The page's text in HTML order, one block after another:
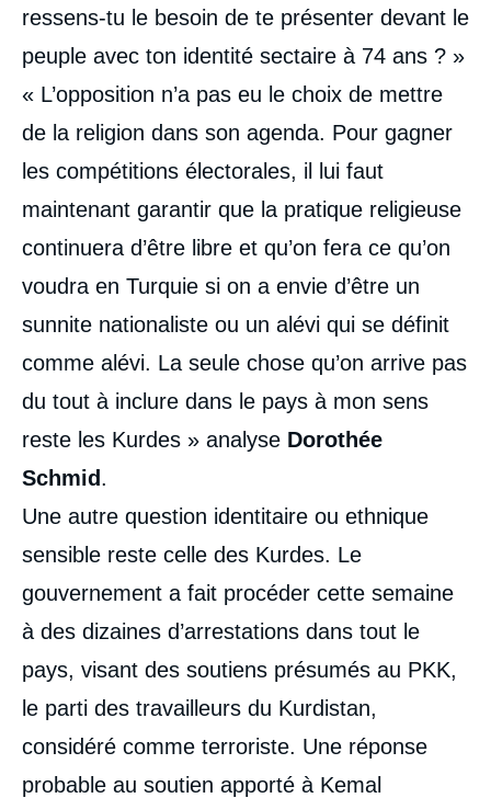
ressens-tu le besoin de te présenter devant le
peuple avec ton identité sectaire à 74 ans ? »
« L’opposition n’a pas eu le choix de mettre
de la religion dans son agenda. Pour gagner
les compétitions électorales, il lui faut
maintenant garantir que la pratique religieuse
continuera d’être libre et qu’on fera ce qu’on
voudra en Turquie si on a envie d’être un
sunnite nationaliste ou un alévi qui se définit
comme alévi. La seule chose qu’on arrive pas
du tout à inclure dans le pays à mon sens
reste les Kurdes » analyse Dorothée
Schmid.
Une autre question identitaire ou ethnique
sensible reste celle des Kurdes. Le
gouvernement a fait procéder cette semaine
à des dizaines d’arrestations dans tout le
pays, visant des soutiens présumés au PKK,
le parti des travailleurs du Kurdistan,
considéré comme terroriste. Une réponse
probable au soutien apporté à Kemal